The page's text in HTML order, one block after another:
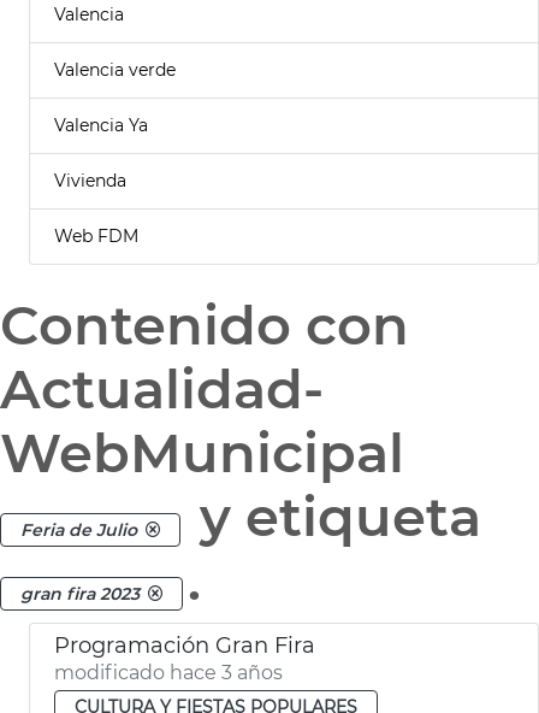
Valencia
Valencia verde
Valencia Ya
Vivienda
Web FDM
Contenido con
Actualidad-
WebMunicipal
Feria de Julio y etiqueta
gran fira 2023 .
Programación Gran Fira
modificado hace 3 años
CULTURA Y FIESTAS POPULARES